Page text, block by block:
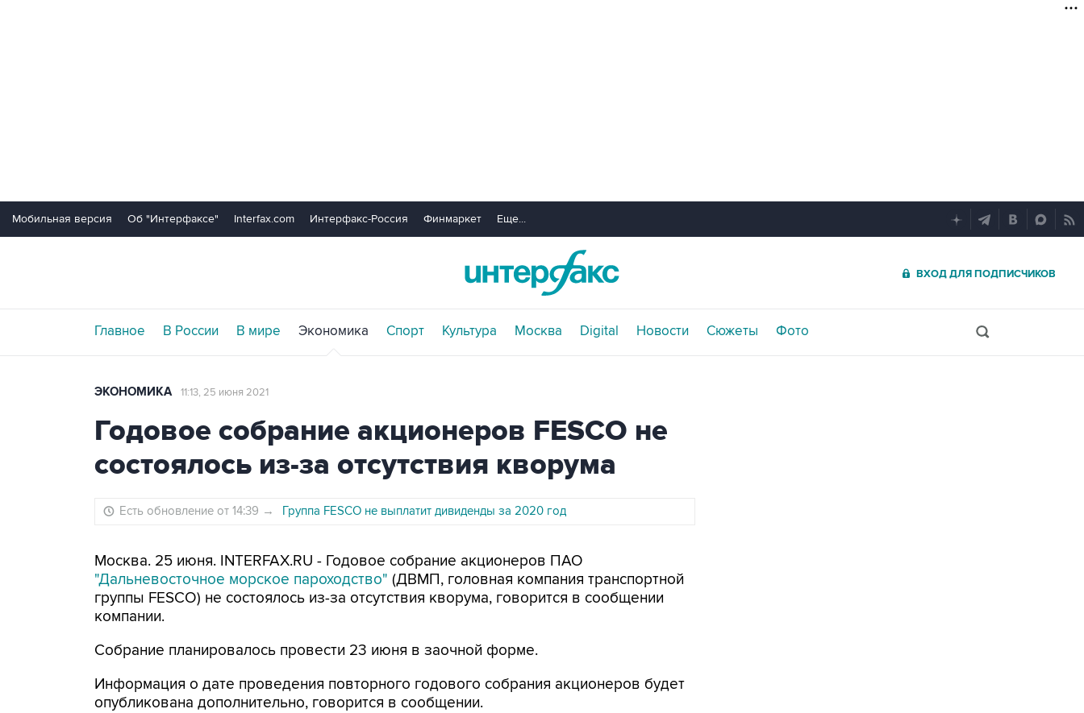
Мобильная версия Об "Интерфаксе" Interfax.com Интерфакс-Россия Финмаркет Еще...
ВХОД ДЛЯ ПОДПИСЧИКОВ
Главное В России В мире Экономика Спорт Культура Москва Digital Новости Сюжеты Фото
ЭКОНОМИКА 11:13, 25 июня 2021
Годовое собрание акционеров FESCO не
состоялось из-за отсутствия кворума
Есть обновление от 14:39 → Группа FESCO не выплатит дивиденды за 2020 год
Москва. 25 июня. INTERFAX.RU - Годовое собрание акционеров ПАО
"Дальневосточное морское пароходство" (ДВМП, головная компания транспортной
группы FESCO) не состоялось из-за отсутствия кворума, говорится в сообщении
компании.
Собрание планировалось провести 23 июня в заочной форме.
Информация о дате проведения повторного годового собрания акционеров будет
опубликована дополнительно, говорится в сообщении.